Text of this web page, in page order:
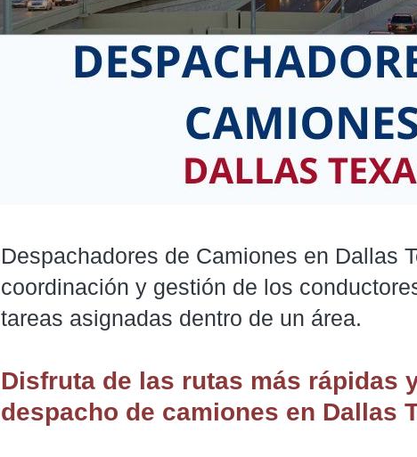
Despachadores de Camiones en Dallas
coordinación y gestión de los
tareas asignadas dentro de un área.
Disfruta de las rutas más rápidas
despacho de camiones en Dallas